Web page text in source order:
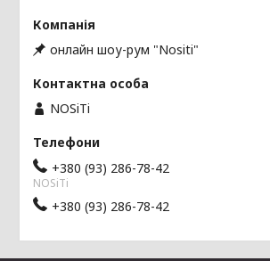
онлайн шоу-рум "Nositi"
NOSiTi
+380 (93) 286-78-42
NOSiTi
+380 (93) 286-78-42